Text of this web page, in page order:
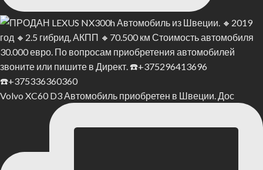
Volvo XC60 D3 Автомобиль приобретен в Швеции. Дос